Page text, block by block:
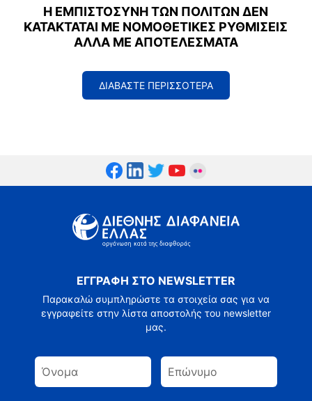
Η ΕΜΠΙΣΤΟΣΎΝΗ ΤΩΝ ΠΟΛΙΤΏΝ ΔΕΝ
ΚΑΤΑΚΤΆΤΑΙ ΜΕ ΝΟΜΟΘΕΤΙΚΈΣ ΡΥΘΜΊΣΕΙΣ
ΑΛΛΆ ΜΕ ΑΠΟΤΕΛΈΣΜΑΤΑ
ΔΙΑΒΑΣΤΕ ΠΕΡΙΣΣΟΤΕΡΑ
ΕΓΓΡΑΦΗ ΣΤΟ NEWSLETTER
Παρακαλώ συμπληρώστε τα στοιχεία σας για να
εγγραφείτε στην λίστα αποστολής του newsletter
μας.